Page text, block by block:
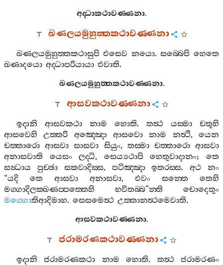
අද‍්ධාකථාවණ‍්ණනා.
ඛණලයමුහුත‍්තකථාවණ‍්ණනා
ඛණලයමුහුත‍්තකථාසුපි එසෙව නයො.සබ‍්බෙපි හෙතෙ
ඛණාදයො අද‍්ධාපරියායා එවාති.
ඛණලයමුහුත‍්තකථාවණ‍්ණනා.
ආසවකථාවණ‍්ණනා
ඉදානි ආසවකථා නාම හොති. තත්‍ථ යස‍්මා
චතූහි
ආසවෙහි
උත‍්තරි අඤ‍්ඤො ආසවො නාම නත්‍ථි,යෙන
චත‍්තාරො ආසවා සාසවා සියුං, තස‍්මා චත‍්තාරො ආසවා
අනාසවාති
යෙසං ලද‍්ධි, සෙය්‍යථාපි හෙතුවාදානං;තෙ
සන්‍ධාය
පුච‍්ඡා සකවාදිස‍්ස, පටිඤ‍්ඤා ඉතරස‍්ස.අථ
නං
“යදි තෙ ආසවා අනාසවා, එවං සන‍්තෙ
තෙහි
මග‍්ගාදිලක‍්ඛණප‍්පත‍්තෙහි
භවිතබ‍්බ”න‍්ති
චොදෙතුං
මග‍්ගොතිආදිමාහ. සෙසමෙත්‍ථ උත‍්තානත්‍ථමෙවාති.
ආසවකථාවණ‍්ණනා.
ජරාමරණකථාවණ‍්ණනා
ඉදානි ජරාමරණකථා නාම හොති. තත්‍ථ
ජරාමරණං